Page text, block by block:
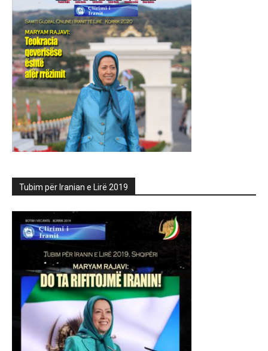
Tubim për Iranian e Lirë 2019